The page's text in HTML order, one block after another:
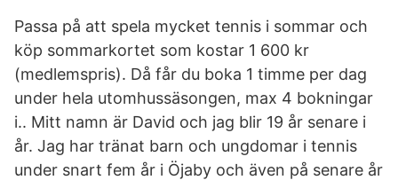
Passa på att spela mycket tennis i sommar och
köp sommarkortet som kostar 1 600 kr
(medlemspris). Då får du boka 1 timme per dag
under hela utomhussäsongen, max 4 bokningar
i.. Mitt namn är David och jag blir 19 år senare i
år. Jag har tränat barn och ungdomar i tennis
under snart fem år i Öjaby och även på senare år